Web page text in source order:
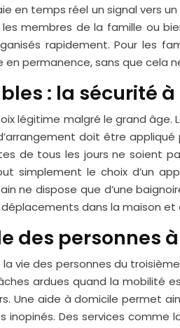
en temps réel un signal vers
membres de la famille ou
rapidement. Pour les
en permanence, sans que cela
: la sécurité
légitime malgré le grand
doit être
de tous les jours ne soient
simplement le choix d’un
ne dispose que d’une
dans la maison et
des personnes
vie des personnes du
ardues quand la mobilité
Une aide à domicile permet
inopinés. Des services